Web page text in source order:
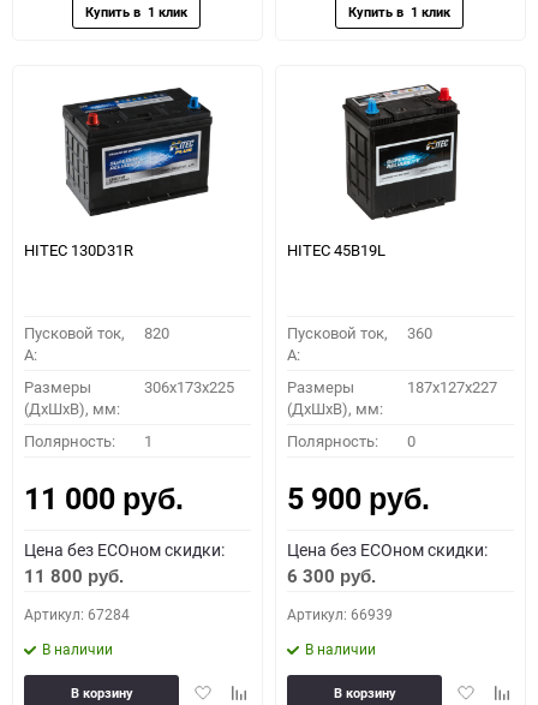
HITEC 130D31R
Пусковой ток,
A:
820
Размеры
(ДхШхВ), мм:
306x173x225
Полярность: 1
11 000 руб.
Цена без ECOном скидки:
11 800 руб.
Артикул: 67284
В наличии
ДобавитьДобавить
В корзину
HITEC 45B19L
Пусковой ток,
A:
360
Размеры
(ДхШхВ), мм:
187x127x227
Полярность: 0
5 900 руб.
Цена без ECOном скидки:
6 300 руб.
Артикул: 66939
В наличии
Добавить
В корзину